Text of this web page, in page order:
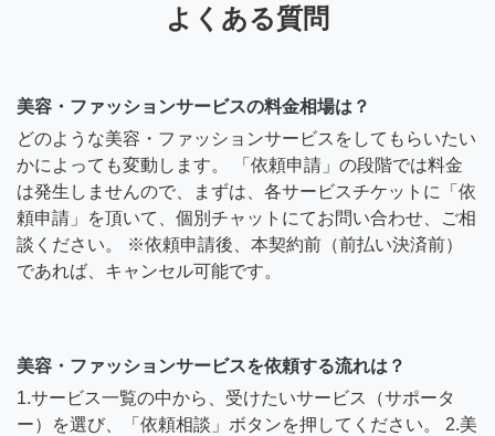
よくある質問
美容・ファッションサービスの料金相場は？
どのような美容・ファッションサービスをしてもらいたい
かによっても変動します。 「依頼申請」の段階では料金
は発生しませんので、まずは、各サービスチケットに「依
頼申請」を頂いて、個別チャットにてお問い合わせ、ご相
談ください。 ※依頼申請後、本契約前（前払い決済前）
であれば、キャンセル可能です。
美容・ファッションサービスを依頼する流れは？
1.サービス一覧の中から、受けたいサービス（サポータ
ー）を選び、「依頼相談」ボタンを押してください。 2.美